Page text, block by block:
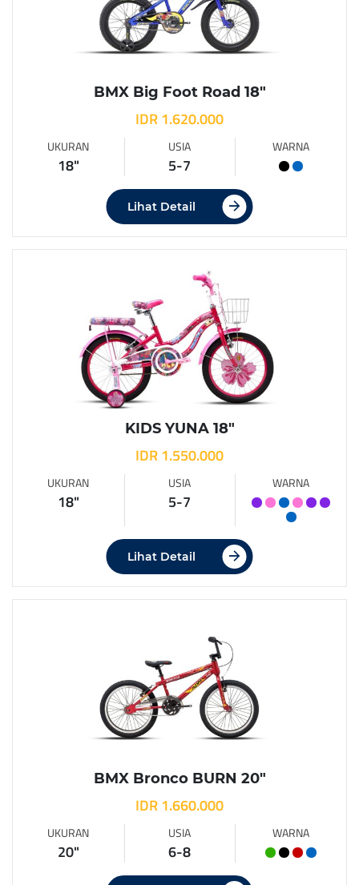
BMX Big Foot Road 18″
IDR 1.620.000
UKURAN
18"
USIA
5-7
WARNA
Lihat Detail
KIDS YUNA 18″
IDR 1.550.000
UKURAN
18"
USIA
5-7
WARNA
Lihat Detail
BMX Bronco BURN 20″
IDR 1.660.000
UKURAN
20"
USIA
6-8
WARNA